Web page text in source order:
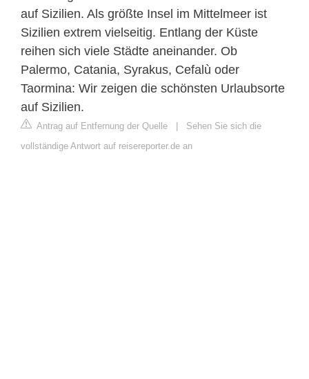
auf Sizilien. Als größte Insel im Mittelmeer ist
Sizilien extrem vielseitig. Entlang der Küste
reihen sich viele Städte aneinander. Ob
Palermo, Catania, Syrakus, Cefalù oder
Taormina: Wir zeigen die schönsten Urlaubsorte
auf Sizilien.
Antrag auf Entfernung der Quelle | Sehen Sie sich die
vollständige Antwort auf reisereporter.de an